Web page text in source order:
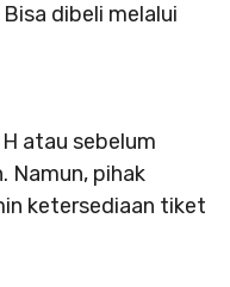
dibeli melalui
atau sebelum
Namun, pihak
ketersediaan tiket